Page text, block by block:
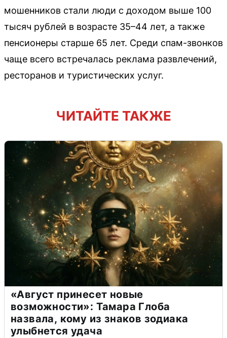
мошенников стали люди с доходом выше 100
тысяч рублей в возрасте 35–44 лет, а также
пенсионеры старше 65 лет. Среди спам-звонков
чаще всего встречалась реклама развлечений,
ресторанов и туристических услуг.
ЧИТАЙТЕ ТАКЖЕ
«Август принесет новые
возможности»: Тамара Глоба
назвала, кому из знаков зодиака
улыбнется удача